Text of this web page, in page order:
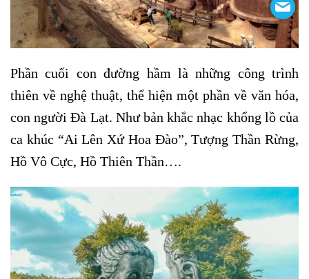
Phần cuối con đường hầm là những công trình
thiên về nghệ thuật, thể hiện một phần về văn hóa,
con người Đà Lạt. Như bản khắc nhạc khổng lồ của
ca khúc “Ai Lên Xứ Hoa Đào”, Tượng Thần Rừng,
Hồ Vô Cực, Hồ Thiên Thần….